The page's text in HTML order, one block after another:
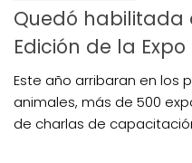
Quedó habilitada
Edición de la Expo
Este año arribaran en los
animales, más de 500
de charlas de